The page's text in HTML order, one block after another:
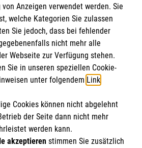
Anzeigen verwendet werden. Sie
welche Kategorien Sie zulassen
Sie jedoch, dass bei fehlender
nicht mehr alle
Webseite zur Verfügung stehen.
Sie in unseren speziellen Cookie-
unter folgendem Link.
Cookies können nicht abgelehnt
der Seite dann nicht mehr
werden kann.
akzeptierenstimmen Sie zusätzlich